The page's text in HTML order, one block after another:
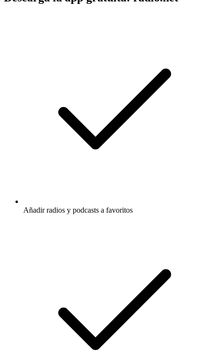
Añadir radios y podcasts a favoritos